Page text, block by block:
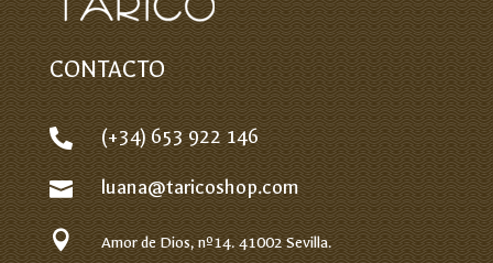
CONTACTO
 (+34) 653 922 146
 luana@taricoshop.com
 Amor de Dios, nº14.41002 Sevilla.